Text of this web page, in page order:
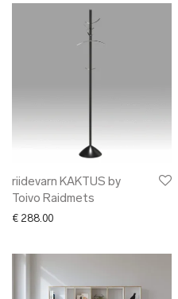
riidevarn KAKTUS by
Toivo Raidmets
€ 288.00